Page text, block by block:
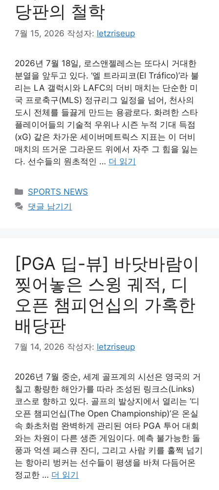
당판의 철학
7월 15, 2026 작성자: letzriseup
2026년 7월 18일, 로스앤젤레스는 또다시 거대한
분열을 앞두고 있다. ‘엘 트라피코(El Tráfico)’라 불
리는 LA 갤럭시와 LAFC의 더비 매치는 단순한 미
국 프로축구(MLS) 정규리그 일정을 넘어, 천사의
도시 전체를 들끓게 만드는 용광로다. 화려한 스타
플레이어들의 기술적 우위나 시즌 누적 기대 득점
(xG) 같은 차가운 세이버메트릭스 지표는 이 더비
매치의 뜨거운 그라운드 위에서 자주 그 힘을 잃는
다. 선수들의 원초적인 … 더 읽기
카
테
고
SPORTS NEWS
댓글 남기기
[PGA 딥-뷰] 바닷바람이
찢어놓은 스윙 궤적, 디
오픈 챔피언십의 가혹한
배당판
7월 14, 2026 작성자: letzriseup
2026년 7월 중순, 세계 골프계의 시선은 영국의 거
칠고 황량한 해안가를 따라 조성된 링크스(Links)
코스로 향하고 있다. 골프의 발상지에서 열리는 ‘디
오픈 챔피언십(The Open Championship)’은 온실
속 화초처럼 완벽하게 관리된 여타 PGA 투어 대회
와는 차원이 다른 생존 게임이다. 예측 불가능한 돌
풍과 억센 페스큐 잔디, 그리고 사람 키를 훌쩍 넘기
는 항아리 벙커는 선수들이 평생을 바쳐 다듬어온
정교한 … 더 읽기